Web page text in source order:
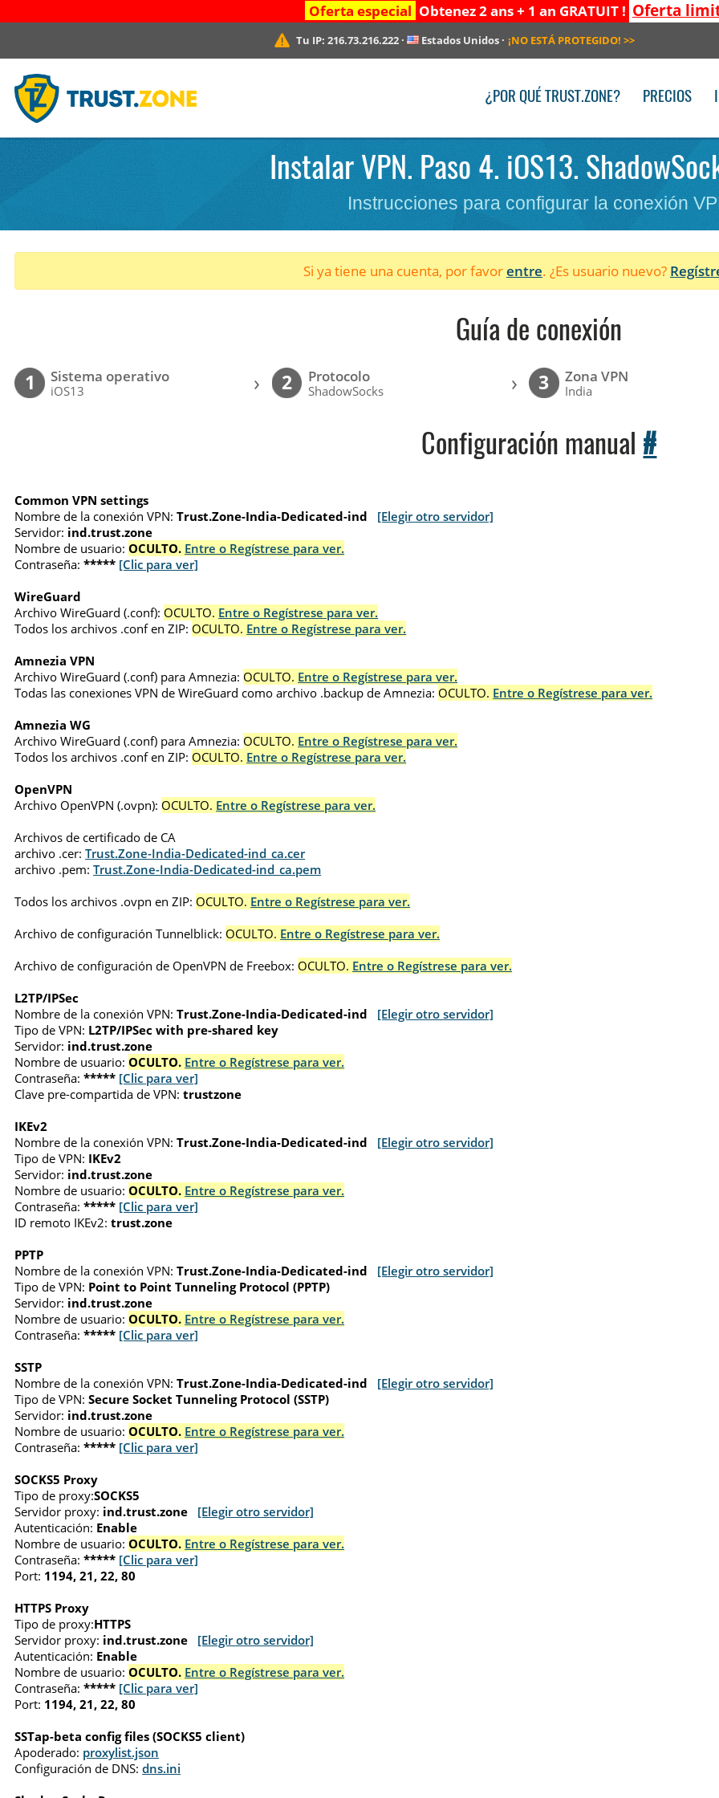
Oferta especial Obtenez 2 ans + 1 an GRATUIT ! Oferta
Tu IP: 216.73.216.222· Estados Unidos· ¡NO ESTÁ PROTEGIDO! >>
¿POR QUÉ TRUST.ZONE? PRECIOS
Instalar VPN. Paso 4. iOS13.
Instrucciones para configurar la conexión
Si ya tiene una cuenta, por favorentre. ¿Es usuario nuevo?
Guía de conexión
1 Sistema operativo
iOS13 › 2 Protocolo
ShadowSocks › 3 Zona VPN
India
Configuración manual #
Common VPN settings
Nombre de la conexión VPN: Trust.Zone-India-Dedicated-ind
[Elegir otro servidor]
Servidor: ind.trust.zone
Nombre de usuario: OCULTO. Entre o Regístrese para ver.
Contraseña: ***** [Clic para ver]
WireGuard
Archivo WireGuard (.conf): OCULTO. Entre o Regístrese para ver.
Todos los archivos .conf en ZIP: OCULTO. Entre o Regístrese para ver.
Amnezia VPN
Archivo WireGuard (.conf) para Amnezia: OCULTO. Entre o Regístrese para ver.
Todas las conexiones VPN de WireGuard como archivo .backup de Amnezia: OCULTO. Entre o Regístrese para ver.
Amnezia WG
Archivo WireGuard (.conf) para Amnezia: OCULTO. Entre o Regístrese para ver.
Todos los archivos .conf en ZIP: OCULTO. Entre o Regístrese para ver.
OpenVPN
Archivo OpenVPN (.ovpn): OCULTO. Entre o Regístrese para ver.
Archivos de certificado de CA
archivo .cer: Trust.Zone-India-Dedicated-ind_ca.cer
archivo .pem: Trust.Zone-India-Dedicated-ind_ca.pem
Todos los archivos .ovpn en ZIP: OCULTO. Entre o Regístrese para ver.
Archivo de configuración Tunnelblick: OCULTO. Entre o Regístrese para ver.
Archivo de configuración de OpenVPN de Freebox: OCULTO. Entre o Regístrese para ver.
L2TP/IPSec
Nombre de la conexión VPN: Trust.Zone-India-Dedicated-ind
[Elegir otro servidor]
Tipo de VPN: L2TP/IPSec with pre-shared key
Servidor: ind.trust.zone
Nombre de usuario: OCULTO. Entre o Regístrese para ver.
Contraseña: ***** [Clic para ver]
Clave pre-compartida de VPN: trustzone
IKEv2
Nombre de la conexión VPN: Trust.Zone-India-Dedicated-ind
[Elegir otro servidor]
Tipo de VPN: IKEv2
Servidor: ind.trust.zone
Nombre de usuario: OCULTO. Entre o Regístrese para ver.
Contraseña: ***** [Clic para ver]
ID remoto IKEv2: trust.zone
PPTP
Nombre de la conexión VPN: Trust.Zone-India-Dedicated-ind
[Elegir otro servidor]
Tipo de VPN: Point to Point Tunneling Protocol (PPTP)
Servidor: ind.trust.zone
Nombre de usuario: OCULTO. Entre o Regístrese para ver.
Contraseña: ***** [Clic para ver]
SSTP
Nombre de la conexión VPN: Trust.Zone-India-Dedicated-ind
[Elegir otro servidor]
Tipo de VPN: Secure Socket Tunneling Protocol (SSTP)
Servidor: ind.trust.zone
Nombre de usuario: OCULTO. Entre o Regístrese para ver.
Contraseña: ***** [Clic para ver]
SOCKS5 Proxy
Tipo de proxy:SOCKS5
Servidor proxy: ind.trust.zone
[Elegir otro servidor]
Autenticación: Enable
Nombre de usuario: OCULTO. Entre o Regístrese para ver.
Contraseña: ***** [Clic para ver]
Port: 1194, 21, 22, 80
HTTPS Proxy
Tipo de proxy:HTTPS
Servidor proxy: ind.trust.zone
[Elegir otro servidor]
Autenticación: Enable
Nombre de usuario: OCULTO. Entre o Regístrese para ver.
Contraseña: ***** [Clic para ver]
Port: 1194, 21, 22, 80
SSTap-beta config files (SOCKS5 client)
Apoderado: proxylist.json
Configuración de DNS: dns.ini